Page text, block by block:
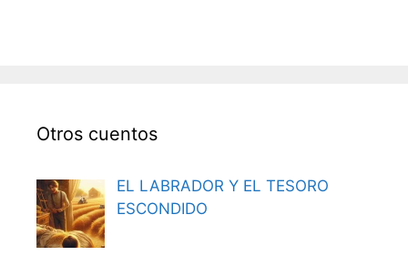
Otros cuentos
EL LABRADOR Y EL TESORO
ESCONDIDO